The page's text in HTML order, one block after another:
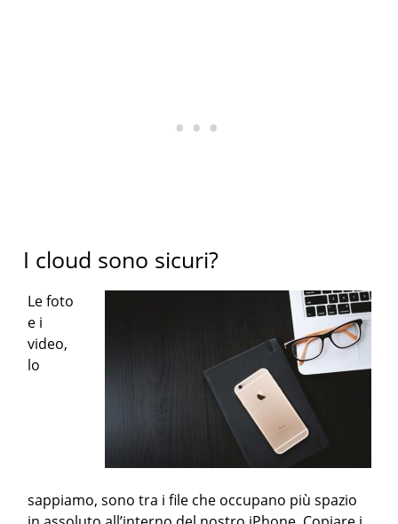
I cloud sono sicuri?
Le foto
e i
video,
lo
sappiamo, sono tra i file che occupano più spazio